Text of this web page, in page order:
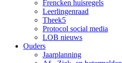
Frencken huisregels
Leerlingenraad
Theek5
Protocol social media
LOB nieuws
Ouders
Jaarplanning